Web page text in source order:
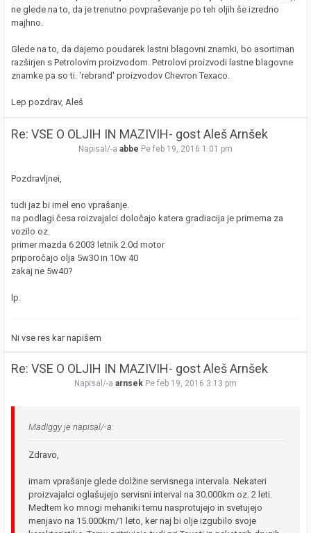
ne glede na to, da je trenutno povpraševanje po teh oljih še izredno
majhno.
Glede na to, da dajemo poudarek lastni blagovni znamki, bo asortiman
razširjen s Petrolovim proizvodom. Petrolovi proizvodi lastne blagovne
znamke pa so ti. 'rebrand' proizvodov Chevron Texaco.
Lep pozdrav, Aleš
Re: VSE O OLJIH IN MAZIVIH- gost Aleš Arnšek
Napisal/-a abbe Pe feb 19, 2016 1:01 pm
Pozdravljnei,
tudi jaz bi imel eno vprašanje.
na podlagi česa roizvajalci določajo katera gradiacija je primerna za
vozilo oz.
primer mazda 6 2003 letnik 2.0d motor
priporočajo olja 5w30 in 10w 40
zakaj ne 5w40?
lp.
Ni vse res kar napišem
Re: VSE O OLJIH IN MAZIVIH- gost Aleš Arnšek
Napisal/-a arnsek Pe feb 19, 2016 3:13 pm
MadIggy je napisal/-a:
Zdravo,
imam vprašanje glede dolžine servisnega intervala. Nekateri
proizvajalci oglašujejo servisni interval na 30.000km oz. 2 leti.
Medtem ko mnogi mehaniki temu nasprotujejo in svetujejo
menjavo na 15.000km/1 leto, ker naj bi olje izgubilo svoje